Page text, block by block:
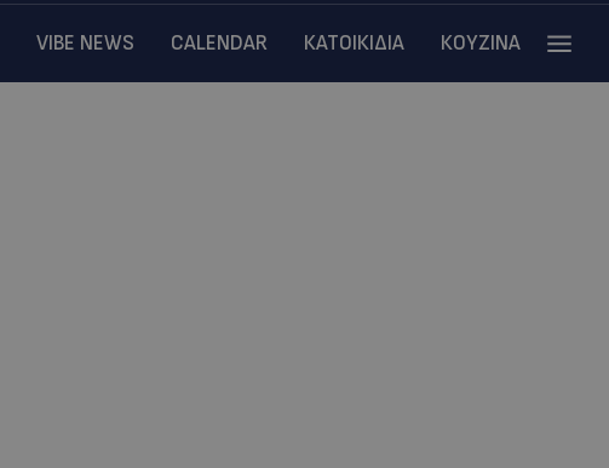
VIBE NEWS CALENDAR ΚΑΤΟΙΚΙΔΙΑ ΚΟΥΖΙΝΑ